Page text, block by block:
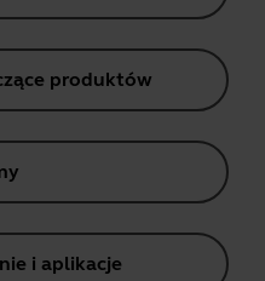
produktów
i aplikacje